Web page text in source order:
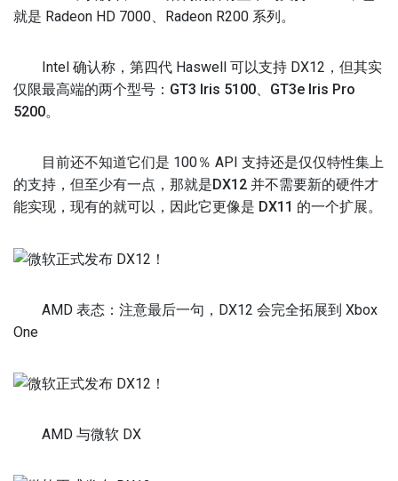
就是 Radeon HD 7000、Radeon R200 系列。
Intel 确认称，第四代 Haswell 可以支持 DX12，但其实
仅限最高端的两个型号： GT3 Iris 5100、GT3e Iris Pro
5200。
目前还不知道它们是 100％ API 支持还是仅仅特性集上
的支持，但至少有一点，那就是 DX12 并不需要新的硬件才
能实现，现有的就可以，因此它更像是 DX11 的一个扩展。
AMD 表态：注意最后一句，DX12 会完全拓展到 Xbox
One
AMD 与微软 DX